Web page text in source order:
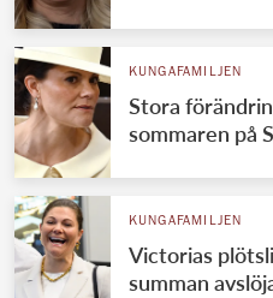
KUNGAFAMILJEN
Stora
sommaren på
KUNGAFAMILJEN
Victorias
summan